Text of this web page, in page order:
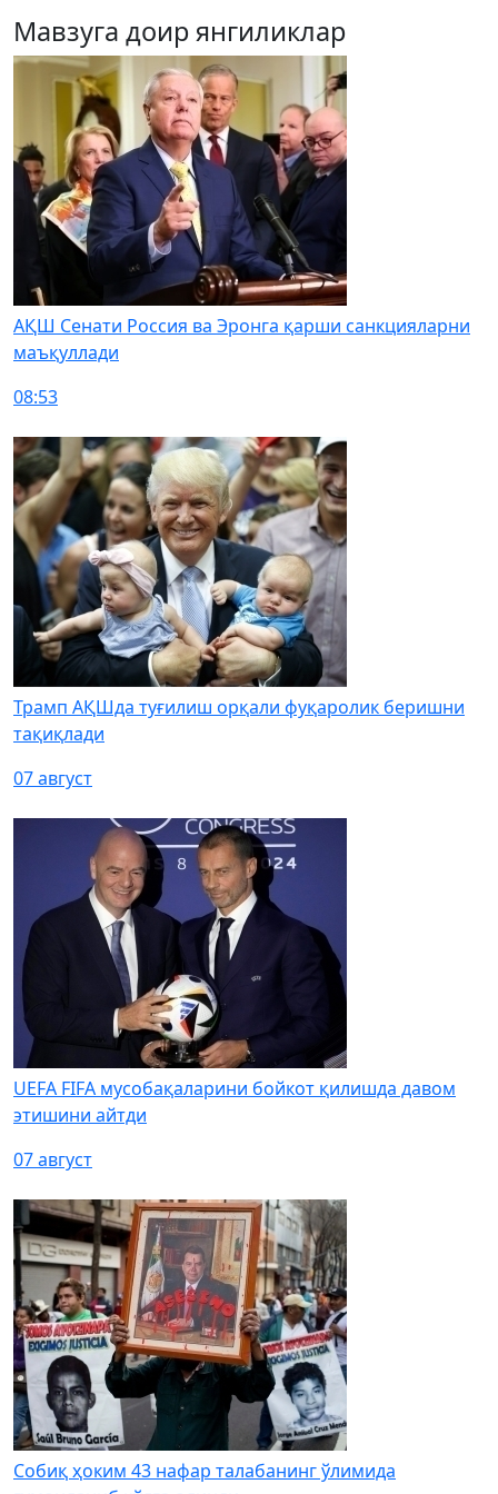
Мавзуга доир янгиликлар
АҚШ Сенати Россия ва Эронга қарши санкцияларни
маъқуллади
08:53
Трамп АҚШда туғилиш орқали фуқаролик беришни
тақиқлади
07 август
UEFA FIFA мусобақаларини бойкот қилишда давом
этишини айтди
07 август
Собиқ ҳоким 43 нафар талабанинг ўлимида